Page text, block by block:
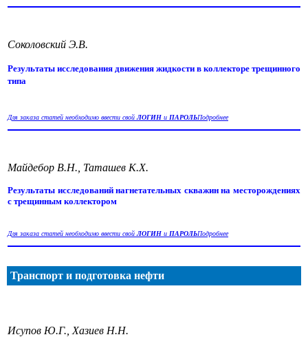
Соколовский Э.В.
Результаты исследования движения жидкости в коллекторе трещинного
типа
Для заказа статей необходимо ввести свойЛОГИН и ПАРОЛЬПодробнее
Майдебор В.Н., Таташев К.Х.
Результаты исследований нагнетательных скважин на месторождениях
с трещинным коллектором
Для заказа статей необходимо ввести свойЛОГИН и ПАРОЛЬПодробнее
Транспорт и подготовка нефти
Исупов Ю.Г., Хазиев Н.Н.